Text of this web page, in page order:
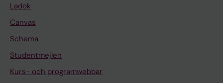
Ladok
Canvas
Schema
Studentmejlen
Kurs- och programwebbar